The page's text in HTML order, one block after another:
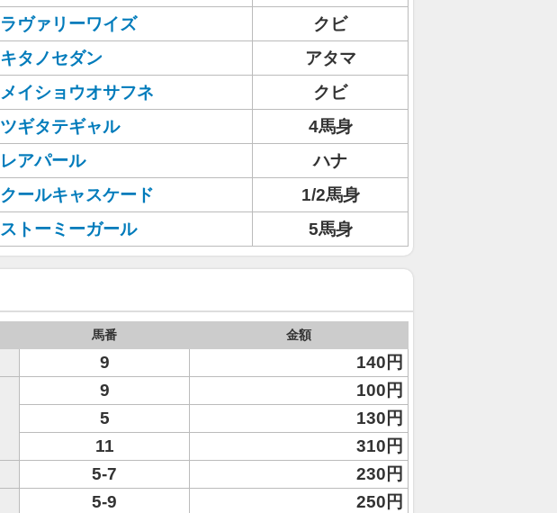
ラヴァリーワイズ
クビ
キタノセダン
アタマ
メイショウオサフネ
クビ
ツギタテギャル
4馬身
レアパール
ハナ
クールキャスケード
1/2馬身
ストーミーガール 5馬身
馬番 金額
9 140円
9
100円
5
130円
11
310円
5-7
230円
5-9 250円